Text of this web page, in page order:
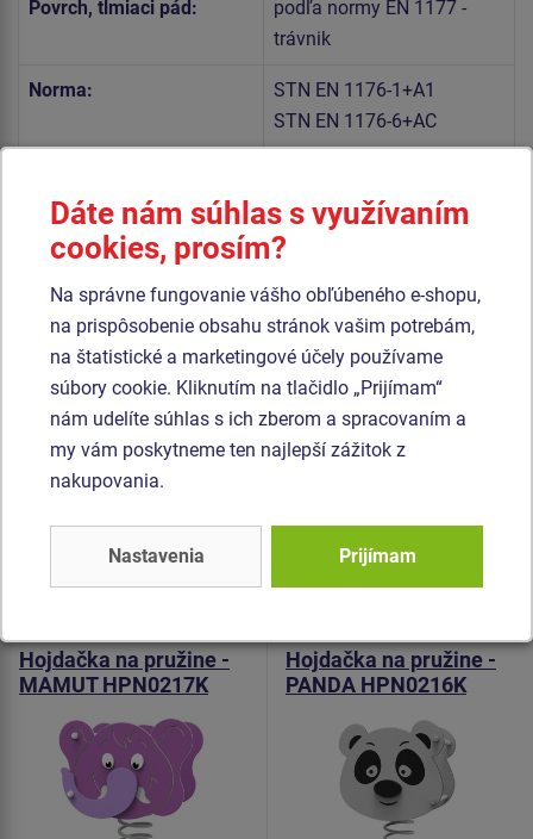
Povrch, tlmiaci pád:
podľa normy EN 1177 -
trávnik
Norma:
STN EN 1176-1+A1
STN EN 1176-6+AC
plastu HDPE (celoprefarbený polyetylén s vysokou
hustotou, ktorýsa vyznačuje vysokou farebnou stálosťou,
odolnosťou proti UV žiareniu a hlavne bezpečnosťou,
pretože je nelámavý a nehrozí tak žiadne nebezpečenstvo
zranenia detí ostrými úlomkami).
Pružina hojdačky je vyrobená zo špeciálnej pružinárskej
ocele a je upravená duplexným nástrekom práškovou
vypaľovacou farbou podľa RAL. Všetok spojovací materiál
je pozinkovaný alebo nerezový.
Podobný tovar
Hojdačka na pružine -
MAMUT HPN0217K
Hojdačka na pružine -
PANDA HPN0216K
Dáte nám súhlas s využívaním
cookies, prosím?
Na správne fungovanie vášho obľúbeného e-shopu,
na prispôsobenie obsahu stránok vašim potrebám,
na štatistické a marketingové účely používame
súbory cookie. Kliknutím na tlačidlo „Prijímam“
nám udelíte súhlas s ich zberom a spracovaním a
my vám poskytneme ten najlepší zážitok z
nakupovania.
Nastavenia Prijímam